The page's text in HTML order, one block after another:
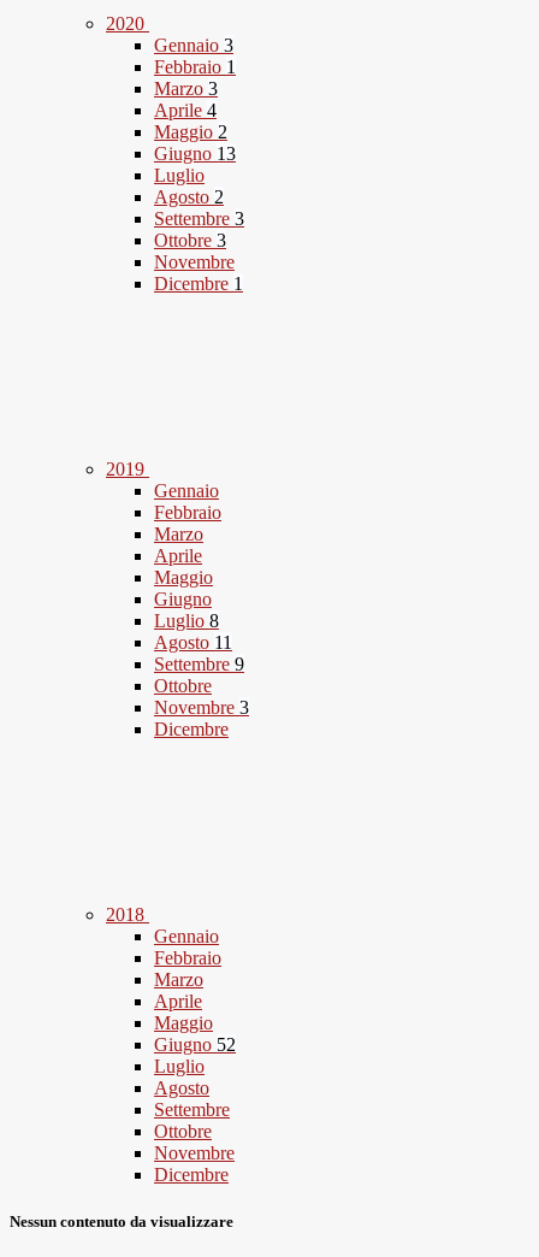
2020
Gennaio 3
Febbraio 1
Marzo 3
Aprile 4
Maggio 2
Giugno 13
Luglio
Agosto 2
Settembre 3
Ottobre 3
Novembre
Dicembre 1
2019
Gennaio
Febbraio
Marzo
Aprile
Maggio
Giugno
Luglio 8
Agosto 11
Settembre 9
Ottobre
Novembre 3
Dicembre
2018
Gennaio
Febbraio
Marzo
Aprile
Maggio
Giugno 52
Luglio
Agosto
Settembre
Ottobre
Novembre
Dicembre
Nessun contenuto da visualizzare